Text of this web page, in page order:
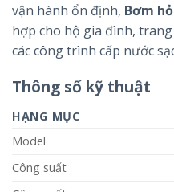
vận hành ổn định, Bơm
hợp cho hộ gia đình,
các công trình cấp nước
Thông số kỹ thuật
HẠNG MỤC
Model
Công suất